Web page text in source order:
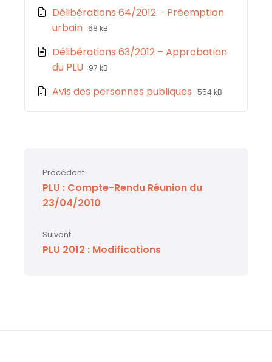
pdf
Délibérations 64/2012 – Préemption
urbain File
pdf
File
68 kB
Délibérations 63/2012 – Approbation
du PLU File
pdf
File
97 kB
Avis des personnes publiques File
File
554 kB
Précédent
PLU : Compte-Rendu Réunion du
23/04/2010
Suivant
PLU 2012 : Modifications